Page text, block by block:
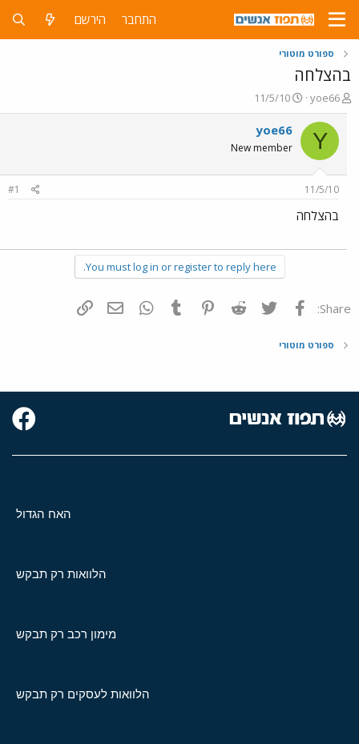
התחבר הירשם
ספורט מוטורי
בהצלחה
פ
ו
ת
ח
ה
ו
ש
א
yoe66
פ
ו
ר
ם
11/5/10
Y
yoe66
New member
11/5/10
#1
בהצלחה
You must log in or register to reply here.
Share: פייסבוק Twitter
Reddit
Pinterest
Tumblr
WhatsAppדואר אלקטרוני
ספורט מוטורי
האח הגדול
הלוואות רק תבקש
מימון רכב רק תבקש
הלוואות לעסקים רק תבקש